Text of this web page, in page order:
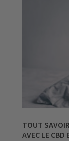
TOUT
AVEC LE CBD